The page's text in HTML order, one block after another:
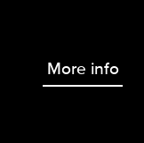
More info